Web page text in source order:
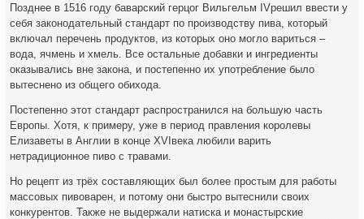
Позднее в 1516 году баварский герцог Вильгельм IVрешил ввести у
себя законодательный стандарт по производству пива, который
включал перечень продуктов, из которых оно могло вариться –
вода, ячмень и хмель. Все остальные добавки и ингредиенты
оказывались вне закона, и постепенно их употребление было
вытеснено из общего обихода.
Постепенно этот стандарт распространился на большую часть
Европы. Хотя, к примеру, уже в период правления королевы
Елизаветы в Англии в конце XVIвека любили варить
нетрадиционное пиво с травами.
Но рецепт из трёх составляющих был более простым для работы
массовых пивоварен, и потому они быстро вытеснили своих
конкурентов. Также не выдержали натиска и монастырские